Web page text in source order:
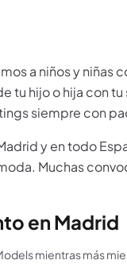
a niños y niñas
tu hijo o hija con
siempre con
y en todo
Muchas
en Madrid
mientras más